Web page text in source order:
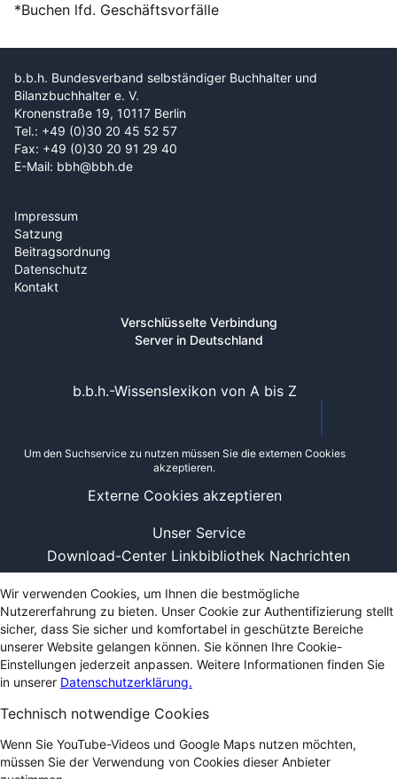
*Buchen lfd. Geschäftsvorfälle
b.b.h. Bundesverband selbständiger Buchhalter und
Bilanzbuchhalter e. V.
Kronenstraße 19, 10117 Berlin
Tel.: +49 (0)30 20 45 52 57
Fax: +49 (0)30 20 91 29 40
E-Mail: bbh@bbh.de
Impressum
Satzung
Beitragsordnung
Datenschutz
Kontakt
Verschlüsselte Verbindung
Server in Deutschland
Unser Service
Download-Center Linkbibliothek Nachrichten
b.b.h.-Wissenslexikon von A bis Z
Um den Suchservice zu nutzen müssen Sie die externen Cookies
akzeptieren.
Externe Cookies akzeptieren
Wir verwenden Cookies, um Ihnen die bestmögliche
Nutzererfahrung zu bieten. Unser Cookie zur Authentifizierung stellt
sicher, dass Sie sicher und komfortabel in geschützte Bereiche
unserer Website gelangen können. Sie können Ihre Cookie-
Einstellungen jederzeit anpassen. Weitere Informationen finden Sie
in unserer Datenschutzerklärung.
Technisch notwendige Cookies
Wenn Sie YouTube-Videos und Google Maps nutzen möchten,
müssen Sie der Verwendung von Cookies dieser Anbieter